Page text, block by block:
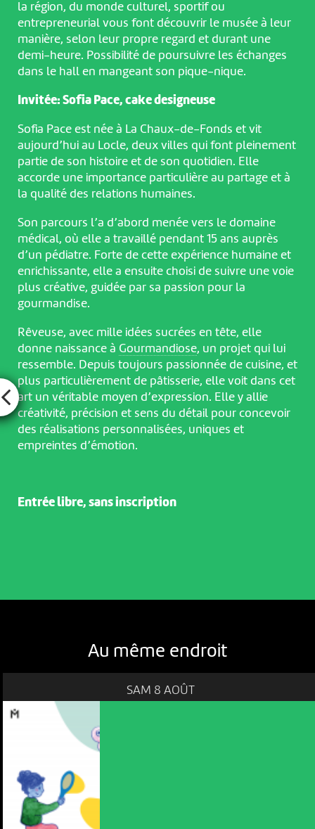
la région, du monde culturel, sportif ou
entrepreneurial vous font découvrir le musée à leur
manière, selon leur propre regard et durant une
demi-heure. Possibilité de poursuivre les échanges
dans le hall en mangeant son pique-nique.
Invitée: Sofia Pace, cake designeuse
Sofia Pace est née à La Chaux-de-Fonds et vit
aujourd’hui au Locle, deux villes qui font pleinement
partie de son histoire et de son quotidien. Elle
accorde une importance particulière au partage et à
la qualité des relations humaines.
Son parcours l’a d’abord menée vers le domaine
médical, où elle a travaillé pendant 15 ans auprès
d’un pédiatre. Forte de cette expérience humaine et
enrichissante, elle a ensuite choisi de suivre une voie
plus créative, guidée par sa passion pour la
gourmandise.
Rêveuse, avec mille idées sucrées en tête, elle
donne naissance à Gourmandiose, un projet qui lui
ressemble. Depuis toujours passionnée de cuisine, et
plus particulièrement de pâtisserie, elle voit dans cet
art un véritable moyen d’expression. Elle y allie
créativité, précision et sens du détail pour concevoir
des réalisations personnalisées, uniques et
empreintes d’émotion.
Entrée libre, sans inscription
Au même endroit
SAM 8 AOÛT